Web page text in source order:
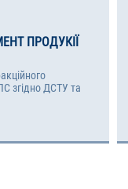
ПРОДУКІЇ
згідно ДСТУ та